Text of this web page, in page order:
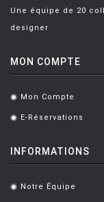
Une équipe de 20
designer
MON COMPTE
. Mon Compte
. E-Réservations
INFORMATIONS
. Notre Équipe